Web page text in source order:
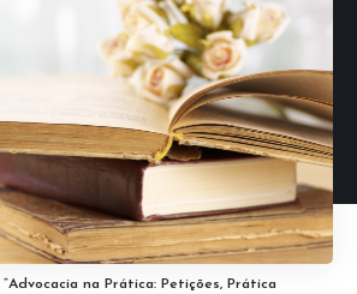
“Advocacia na Prática: Petições, Prática